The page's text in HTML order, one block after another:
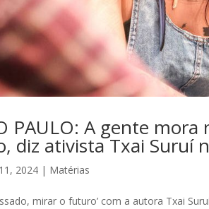
PAULO: A gente
diz ativista Txai Suruí
2024 | Matérias
mirar o futuro’ com a autora Txai